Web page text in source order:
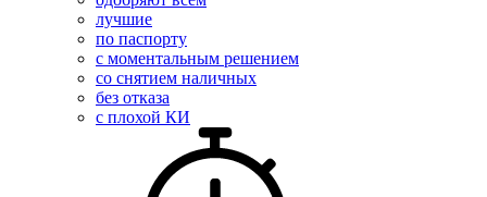
лучшие
по паспорту
с моментальным решением
со снятием наличных
без отказа
с плохой КИ